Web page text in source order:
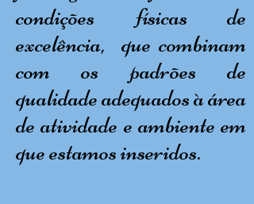
condições físicas de
excelência, que combinam
com os padrões de
qualidade adequados à área
de atividade e ambiente em
que estamos inseridos.